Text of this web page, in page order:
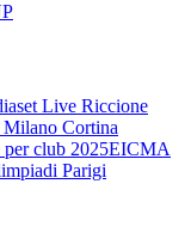
Live Riccione
Cortina
club 2025EICMA
Parigi